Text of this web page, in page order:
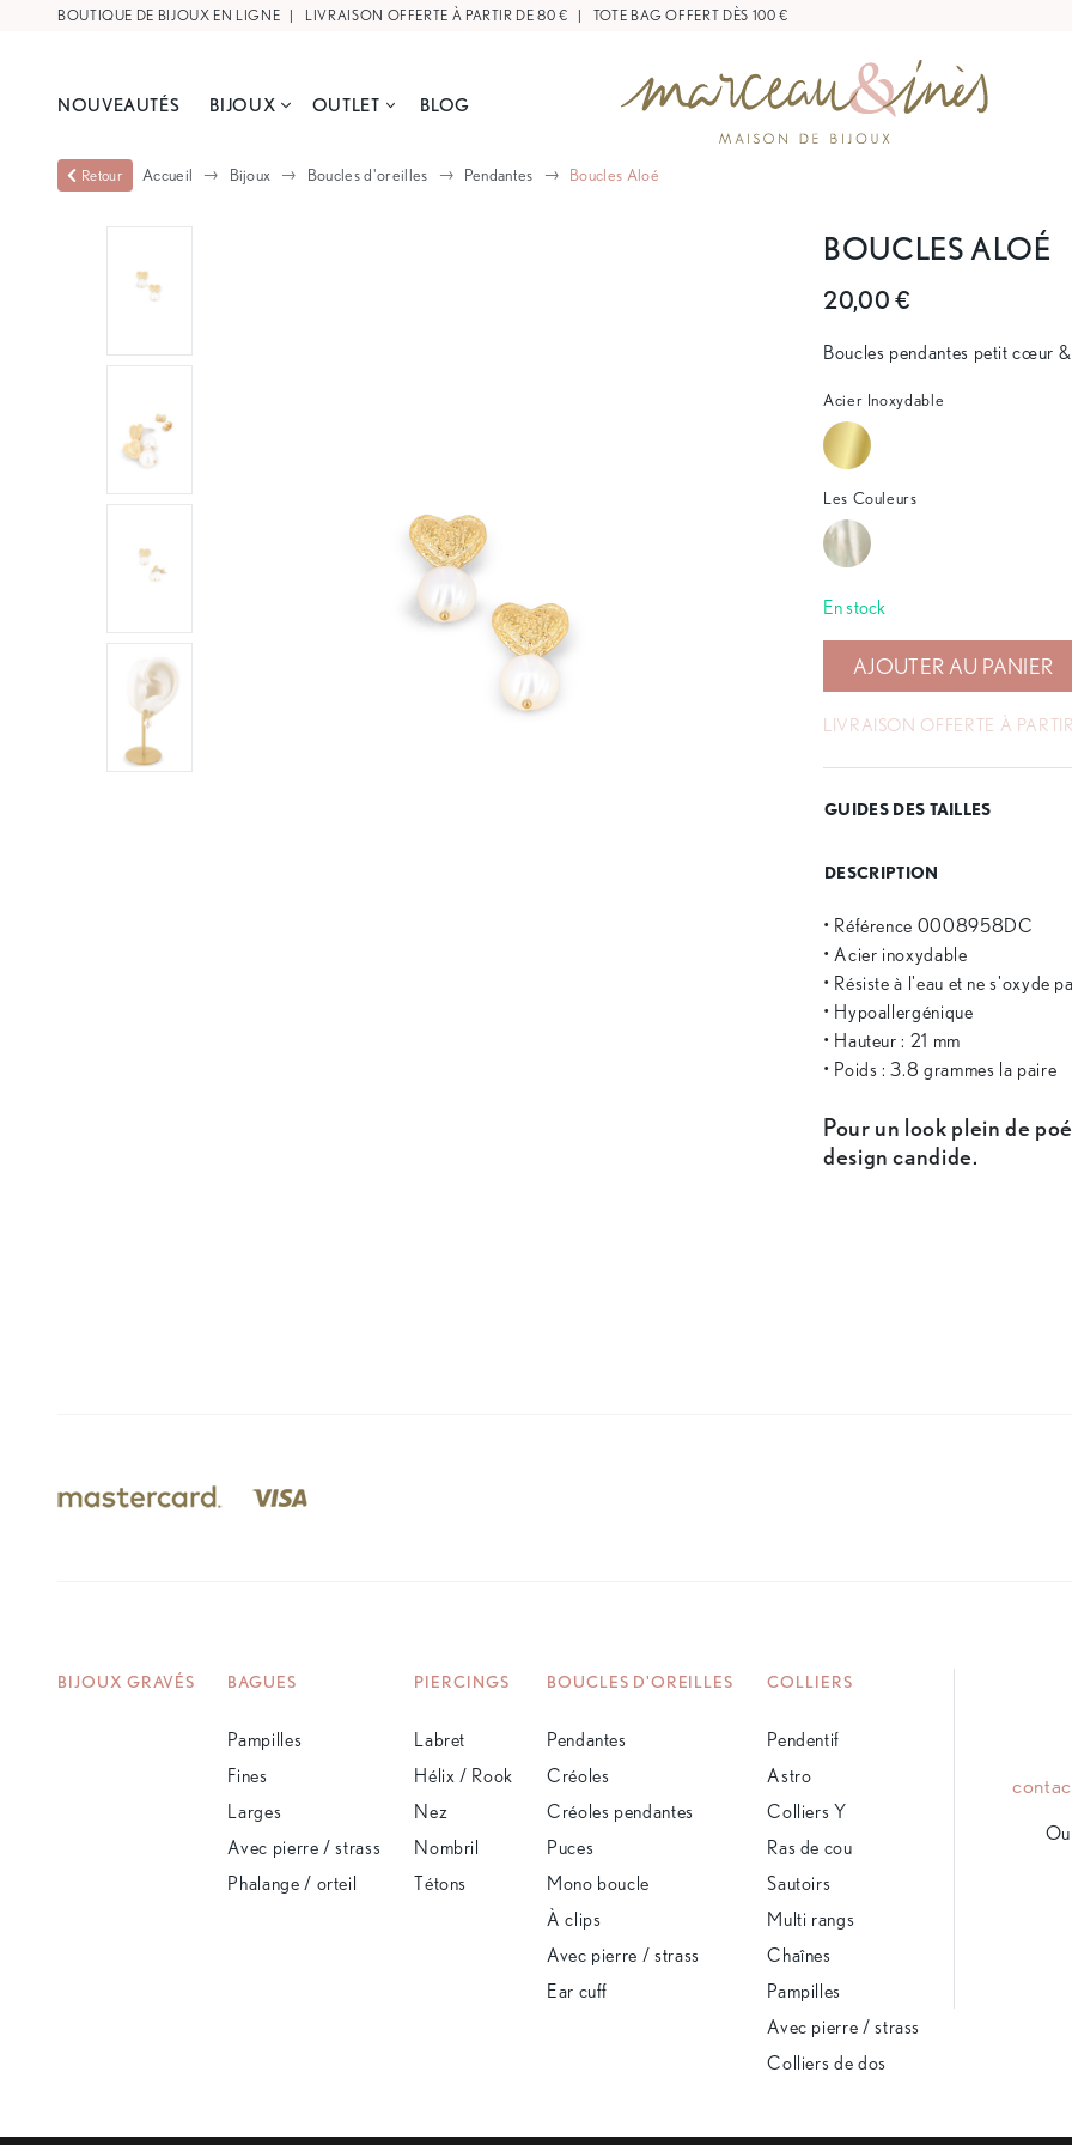
BOUTIQUE DE BIJOUX EN LIGNE | LIVRAISON OFFERTE À PARTIR DE 80 € | TOTE BAG OFFERT DÈS 100 €
NOUVEAUTÉS BIJOUX OUTLET BLOG
Retour Accueil Bijoux Boucles d'oreilles Pendantes Boucles Aloé
BOUCLES ALOÉ
20,00 €
Boucles pendantes petit cœur
Acier Inoxydable
Les Couleurs
En stock
AJOUTER AU PANIER
LIVRAISON OFFERTE À
GUIDES DES TAILLES
DESCRIPTION
• Référence 0008958DC
• Acier inoxydable
• Résiste à l'eau et ne s'oxyde
• Hypoallergénique
• Hauteur : 21 mm
• Poids : 3.8 grammes la paire
Pour un look plein de
design candide.
BIJOUX GRAVÉS BAGUES
Pampilles
Fines
Larges
Avec pierre / strass
Phalange / orteil
PIERCINGS
Labret
Hélix / Rook
Nez
Nombril
Tétons
BOUCLES D'OREILLES
Pendantes
Créoles
Créoles pendantes
Puces
Mono boucle
À clips
Avec pierre / strass
Ear cuff
COLLIERS
Pendentif
Astro
Colliers Y
Ras de cou
Sautoirs
Multi rangs
Chaînes
Pampilles
Avec pierre / strass
Colliers de dos